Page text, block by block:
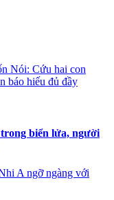
Nói: Cứu hai con
báo hiếu đủ đầy
biển lửa, người
A ngỡ ngàng với